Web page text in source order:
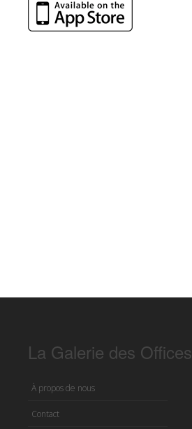
La Galerie des Offices
À propos de nous
Contact